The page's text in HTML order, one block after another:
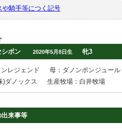
や騎手等につく記号
シボン
2020年5月8日生 牝3
レジェンド
母：ダノンボンジュール
)ダノックス
生産牧場：白井牧場
来事等